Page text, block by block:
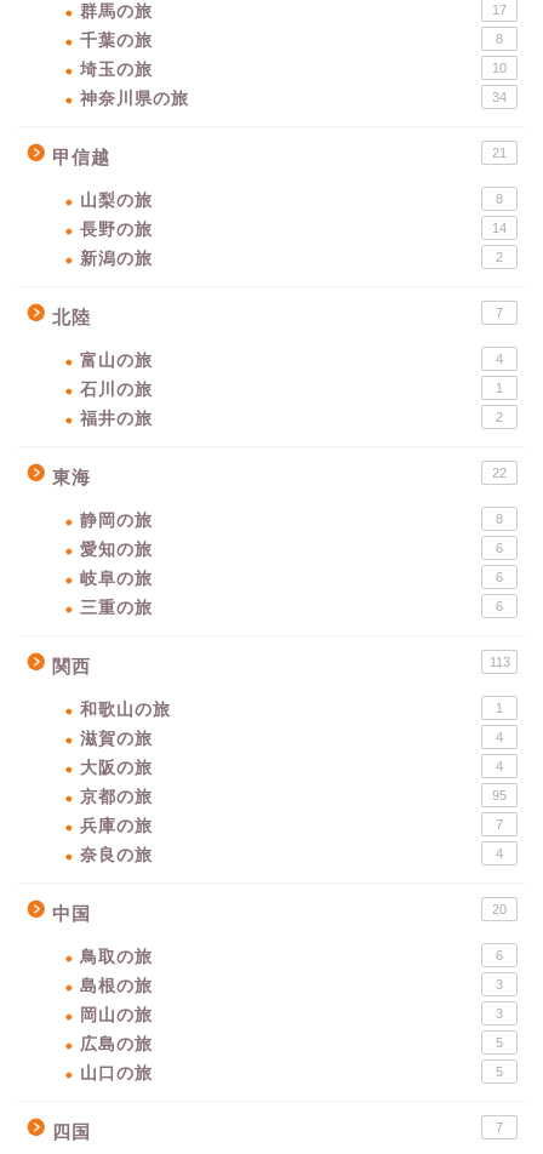
群馬の旅 17
千葉の旅 8
埼玉の旅 10
神奈川県の旅 34
甲信越 21
山梨の旅 8
長野の旅 14
新潟の旅 2
北陸 7
富山の旅 4
石川の旅 1
福井の旅 2
東海 22
静岡の旅 8
愛知の旅 6
岐阜の旅 6
三重の旅 6
関西 113
和歌山の旅 1
滋賀の旅 4
大阪の旅 4
京都の旅 95
兵庫の旅 7
奈良の旅 4
中国 20
鳥取の旅 6
島根の旅 3
岡山の旅 3
広島の旅 5
山口の旅 5
四国 7